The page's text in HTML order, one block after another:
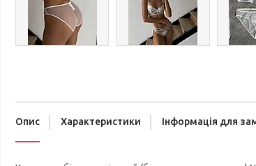
Опис Характеристики Інформація для